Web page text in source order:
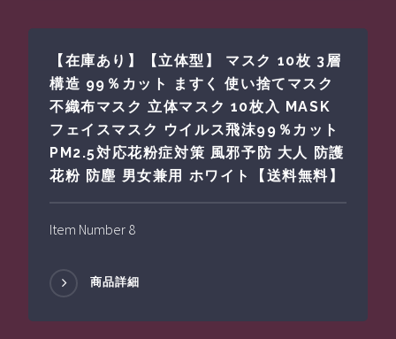
【在庫あり】【立体型】 マスク 10枚 3層
構造 99％カット ますく 使い捨てマスク
不織布マスク 立体マスク 10枚入 MASK
フェイスマスク ウイルス飛沫99％カット
PM2.5対応花粉症対策 風邪予防 大人 防護
花粉 防塵 男女兼用 ホワイト【送料無料】
Item Number 8
商品詳細